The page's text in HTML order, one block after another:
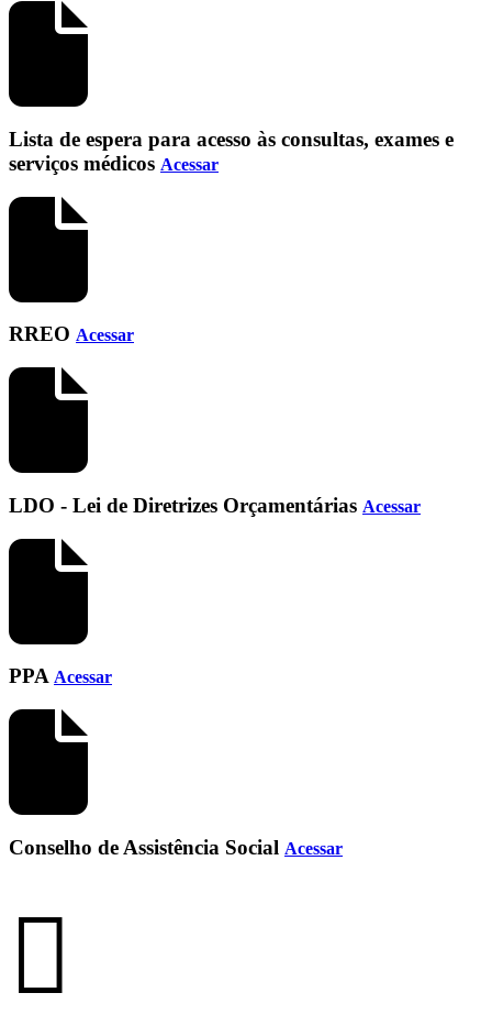
Lista de espera para acesso às consultas, exames e
serviços médicos Acessar
RREO Acessar
LDO - Lei de Diretrizes Orçamentárias Acessar
PPA Acessar
Conselho de Assistência Social Acessar